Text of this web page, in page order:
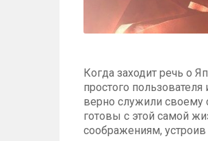
Когда заходит речь о
простого пользователя
верно служили своему
готовы с этой самой
соображениям, устроив